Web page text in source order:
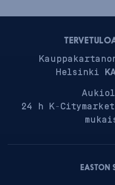
Helsinki
24 h K-
EASTON